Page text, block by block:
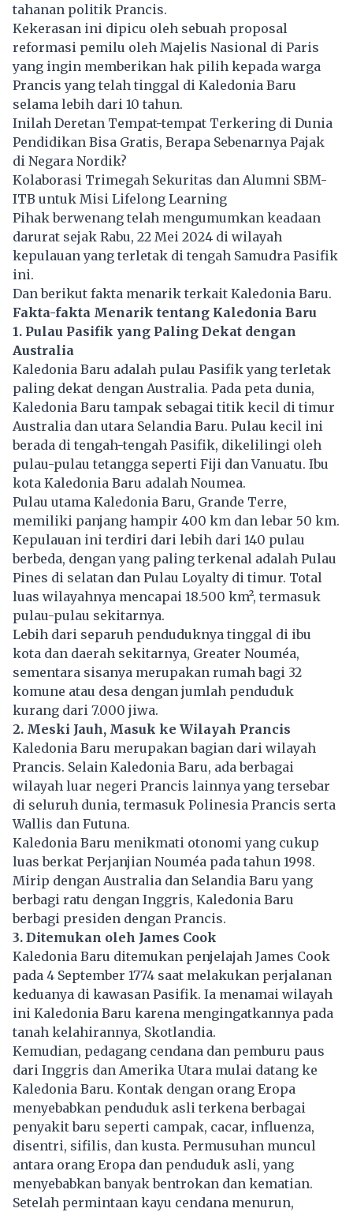
tahanan politik Prancis.
Kekerasan ini dipicu oleh sebuah proposal
reformasi pemilu oleh Majelis Nasional di Paris
yang ingin memberikan hak pilih kepada warga
Prancis yang telah tinggal di Kaledonia Baru
selama lebih dari 10 tahun.
Inilah Deretan Tempat-tempat Terkering di Dunia
Pendidikan Bisa Gratis, Berapa Sebenarnya Pajak
di Negara Nordik?
Kolaborasi Trimegah Sekuritas dan Alumni SBM-
ITB untuk Misi Lifelong Learning
Pihak berwenang telah mengumumkan keadaan
darurat sejak Rabu, 22 Mei 2024 di wilayah
kepulauan yang terletak di tengah Samudra Pasifik
ini.
Dan berikut fakta menarik terkait Kaledonia Baru.
Fakta-fakta Menarik tentang Kaledonia Baru
1. Pulau Pasifik yang Paling Dekat dengan
Australia
Kaledonia Baru adalah pulau Pasifik yang terletak
paling dekat dengan Australia. Pada peta dunia,
Kaledonia Baru tampak sebagai titik kecil di timur
Australia dan utara Selandia Baru. Pulau kecil ini
berada di tengah-tengah Pasifik, dikelilingi oleh
pulau-pulau tetangga seperti Fiji dan Vanuatu. Ibu
kota Kaledonia Baru adalah Noumea.
Pulau utama Kaledonia Baru, Grande Terre,
memiliki panjang hampir 400 km dan lebar 50 km.
Kepulauan ini terdiri dari lebih dari 140 pulau
berbeda, dengan yang paling terkenal adalah Pulau
Pines di selatan dan Pulau Loyalty di timur. Total
luas wilayahnya mencapai 18.500 km², termasuk
pulau-pulau sekitarnya.
Lebih dari separuh penduduknya tinggal di ibu
kota dan daerah sekitarnya, Greater Nouméa,
sementara sisanya merupakan rumah bagi 32
komune atau desa dengan jumlah penduduk
kurang dari 7.000 jiwa.
2. Meski Jauh, Masuk ke Wilayah Prancis
Kaledonia Baru merupakan bagian dari wilayah
Prancis. Selain Kaledonia Baru, ada berbagai
wilayah luar negeri Prancis lainnya yang tersebar
di seluruh dunia, termasuk Polinesia Prancis serta
Wallis dan Futuna.
Kaledonia Baru menikmati otonomi yang cukup
luas berkat Perjanjian Nouméa pada tahun 1998.
Mirip dengan Australia dan Selandia Baru yang
berbagi ratu dengan Inggris, Kaledonia Baru
berbagi presiden dengan Prancis.
3. Ditemukan oleh James Cook
Kaledonia Baru ditemukan penjelajah James Cook
pada 4 September 1774 saat melakukan perjalanan
keduanya di kawasan Pasifik. Ia menamai wilayah
ini Kaledonia Baru karena mengingatkannya pada
tanah kelahirannya, Skotlandia.
Kemudian, pedagang cendana dan pemburu paus
dari Inggris dan Amerika Utara mulai datang ke
Kaledonia Baru. Kontak dengan orang Eropa
menyebabkan penduduk asli terkena berbagai
penyakit baru seperti campak, cacar, influenza,
disentri, sifilis, dan kusta. Permusuhan muncul
antara orang Eropa dan penduduk asli, yang
menyebabkan banyak bentrokan dan kematian.
Setelah permintaan kayu cendana menurun,